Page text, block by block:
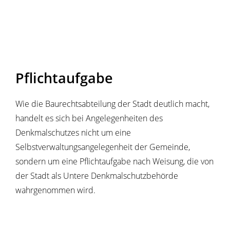
Pflichtaufgabe
Wie die Baurechtsabteilung der Stadt deutlich macht,
handelt es sich bei Angelegenheiten des
Denkmalschutzes nicht um eine
Selbstverwaltungsangelegenheit der Gemeinde,
sondern um eine Pflichtaufgabe nach Weisung, die von
der Stadt als Untere Denkmalschutzbehörde
wahrgenommen wird.